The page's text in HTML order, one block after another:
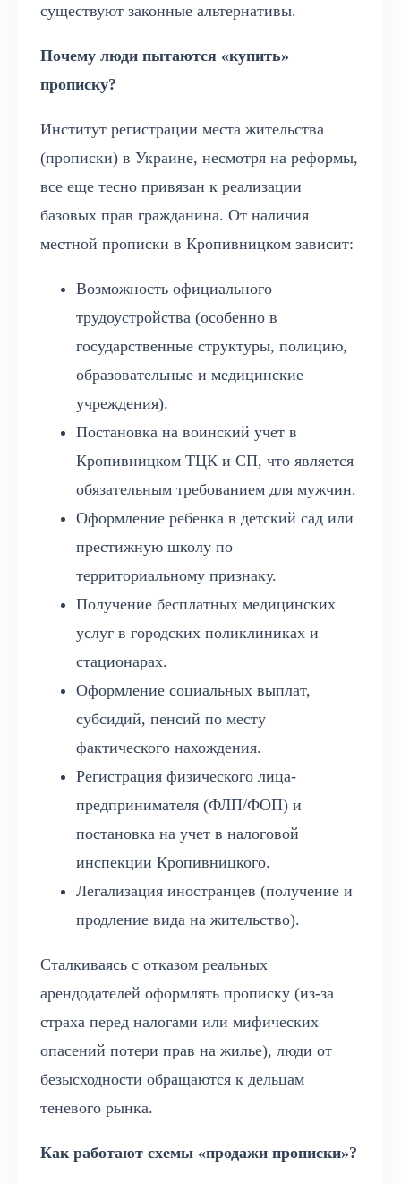
существуют законные альтернативы.
Почему люди пытаются «купить»
прописку?
Институт регистрации места жительства
(прописки) в Украине, несмотря на реформы,
все еще тесно привязан к реализации
базовых прав гражданина. От наличия
местной прописки в Кропивницком зависит:
Возможность официального
трудоустройства (особенно в
государственные структуры, полицию,
образовательные и медицинские
учреждения).
Постановка на воинский учет в
Кропивницком ТЦК и СП, что является
обязательным требованием для мужчин.
Оформление ребенка в детский сад или
престижную школу по
территориальному признаку.
Получение бесплатных медицинских
услуг в городских поликлиниках и
стационарах.
Оформление социальных выплат,
субсидий, пенсий по месту
фактического нахождения.
Регистрация физического лица-
предпринимателя (ФЛП/ФОП) и
постановка на учет в налоговой
инспекции Кропивницкого.
Легализация иностранцев (получение и
продление вида на жительство).
Сталкиваясь с отказом реальных
арендодателей оформлять прописку (из-за
страха перед налогами или мифических
опасений потери прав на жилье), люди от
безысходности обращаются к дельцам
теневого рынка.
Как работают схемы «продажи прописки»?